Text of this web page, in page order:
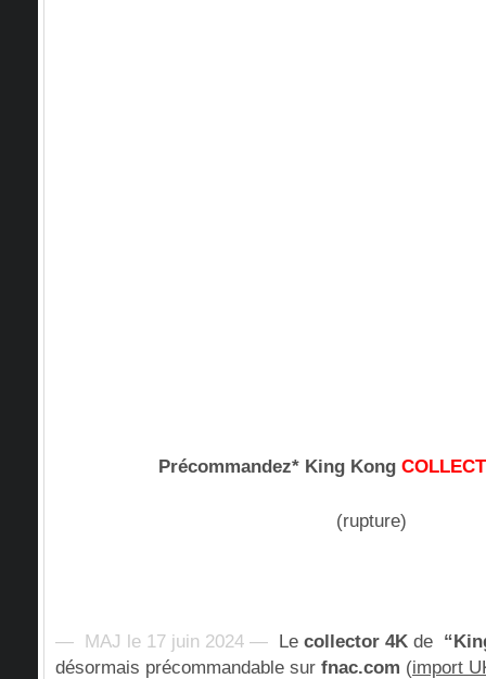
Précommandez* King Kong
(rupture)
— MAJ le 17 juin 2024 — Le collector 4K de
désormais précommandable sur fnac.com (import